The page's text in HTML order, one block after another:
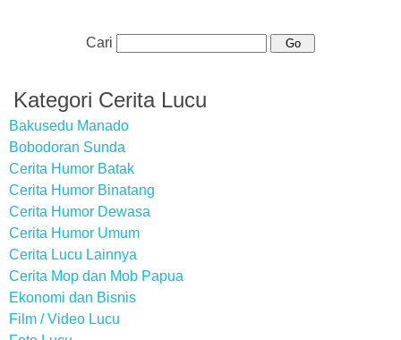
Cari
Kategori Cerita Lucu
Bakusedu Manado
Bobodoran Sunda
Cerita Humor Batak
Cerita Humor Binatang
Cerita Humor Dewasa
Cerita Humor Umum
Cerita Lucu Lainnya
Cerita Mop dan Mob Papua
Ekonomi dan Bisnis
Film / Video Lucu